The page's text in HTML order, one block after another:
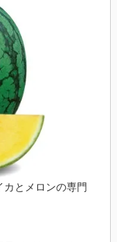
とメロンの専門